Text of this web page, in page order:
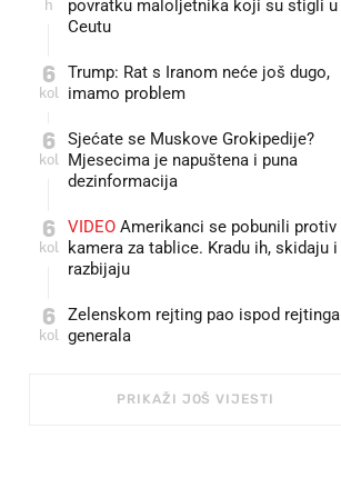
h
povratku maloljetnika koji su stigli u
Ceutu
6
kol
Trump: Rat s Iranom neće još dugo,
imamo problem
6
kol
Sjećate se Muskove Grokipedije?
Mjesecima je napuštena i puna
dezinformacija
6
kol
VIDEO Amerikanci se pobunili protiv
kamera za tablice. Kradu ih, skidaju i
razbijaju
6
kol
Zelenskom rejting pao ispod rejtinga
generala
PRIKAŽI JOŠ VIJESTI